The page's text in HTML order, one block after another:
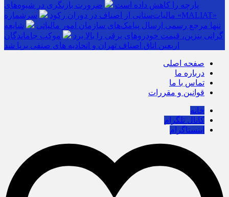
پارچه را کاهش داده است
ضرورت بازنگری در شیوه‌های
مالیات‌ستانی از اصناف در دوران رکود
سرشماره «MALIAT»
تنها مرجع رسمی ارسال پیامک‌های سازمان امور مالیاتی
شایعه
گرانی بنزین، قیمت خودروهای برقی را بالا برد
موکب جاماندگان
اربعین اتاق اصناف تهران و اتحادیه های صنفی برپا شد
صفحه اصلی
درباره ما
تماس با ما
قوانین و مقررات
خانه
کانال تلگرام
اینستاگرام